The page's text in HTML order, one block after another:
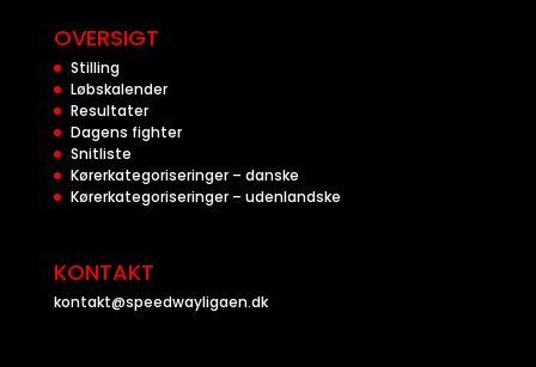
OVERSIGT
Stilling
Løbskalender
Resultater
Dagens fighter
Snitliste
Kørerkategoriseringer – danske
Kørerkategoriseringer – udenlandske
KONTAKT
kontakt@speedwayligaen.dk